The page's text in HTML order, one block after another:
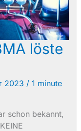
löste
2023 / 1 minute
schon bekannt,